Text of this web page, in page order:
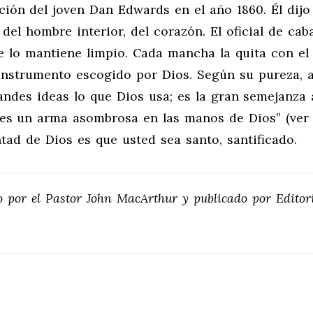
del joven Dan Edwards en el año 1860. Él
hombre interior, del corazón. El oficial de
lo mantiene limpio. Cada mancha la quita con el
escogido por Dios. Según su pureza,
ideas lo que Dios usa; es la gran semejanza
un arma asombrosa en las manos de Dios” (ver
de Dios es que usted sea santo, santificado.
por el Pastor John MacArthur y publicado por